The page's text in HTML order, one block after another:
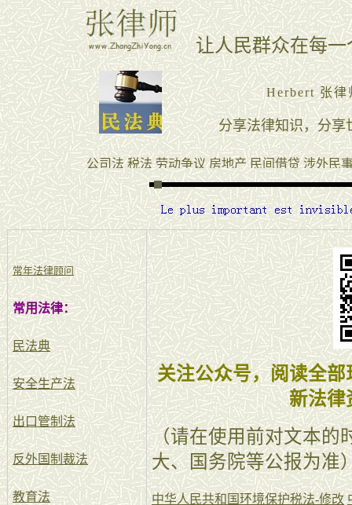
常年法律顾问
常用法律：
民法典
安全生产法
出口管制法
反外国制裁法
教育法
关注公众号，阅读全
新法律
（请在使用前对文本的
大、国务院等公报为准
中华人民共和国环境保护税法-修改